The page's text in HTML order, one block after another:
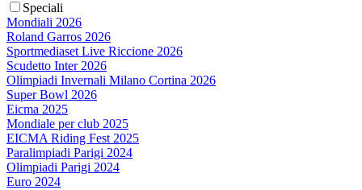
Speciali
Mondiali 2026
Roland Garros 2026
Sportmediaset Live Riccione 2026
Scudetto Inter 2026
Olimpiadi Invernali Milano Cortina 2026
Super Bowl 2026
Eicma 2025
Mondiale per club 2025
EICMA Riding Fest 2025
Paralimpiadi Parigi 2024
Olimpiadi Parigi 2024
Euro 2024